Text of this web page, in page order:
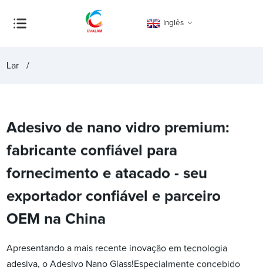
Inglês
Lar
Adesivo de nano vidro premium:
fabricante confiável para
fornecimento e atacado - seu
exportador confiável e parceiro
OEM na China
Apresentando a mais recente inovação em tecnologia
adesiva, o Adesivo Nano Glass!Especialmente concebido